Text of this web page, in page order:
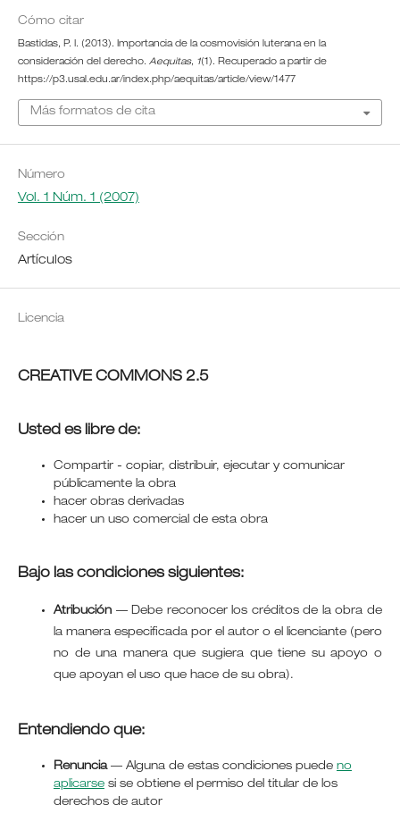
Cómo citar
Bastidas, P. I. (2013). Importancia de la cosmovisión luterana en la
consideración del derecho. Aequitas, 1(1). Recuperado a partir de
https://p3.usal.edu.ar/index.php/aequitas/article/view/1477
Más formatos de cita
Número
Vol. 1 Núm. 1 (2007)
Sección
Artículos
Licencia
CREATIVE COMMONS 2.5
Usted es libre de:
Compartir - copiar, distribuir, ejecutar y comunicar
públicamente la obra
hacer obras derivadas
hacer un uso comercial de esta obra
Bajo las condiciones siguientes:
Atribución—Debe reconocer los créditos de la obra de
la manera especificada por el autor o el licenciante (pero
no de una manera que sugiera que tiene su apoyo o
que apoyan el uso que hace de su obra).
Entendiendo que:
Renuncia— Alguna de estas condiciones puede no
aplicarsesi se obtiene el permiso del titular de los
derechos de autor